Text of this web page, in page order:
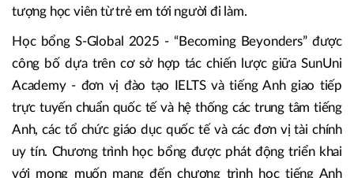
trao đổi về các giải pháp nâng cao hiệu quả đào tạo tiếng
trong năm 2025 - chương trình học bổng tiếng Anh trực
tuyến và trực tiếp quy mô lớn, với nhiều chương trình đào
tạo chuẩn quốc tế, đáp ứng đa dạng nhu cầu của các đối
tượng học viên từ trẻ em tới người đi làm.
Học bổng S-Global 2025 - “Becoming Beyonders” được
công bố dựa trên cơ sở hợp tác chiến lược giữa SunUni